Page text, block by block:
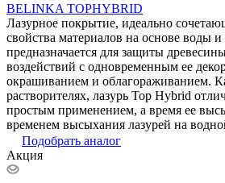
BELINKA TOPHYBRID
Лазурное покрытие, идеально
свойства материалов на основе воды и
предназначается для защиты
воздействий с одновременным ее
окрашиванием и облагораживанием.
растворителях, лазурь Top Hybrid
простым применением, а время ее
временем высыхания лазурей на
Подобрать аналог
Акция